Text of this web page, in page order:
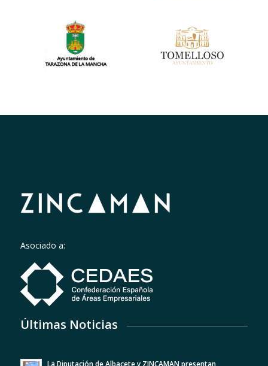
Asociado a:
Últimas Noticias
La Diputación de Albacete y ZINCAMAN presentan